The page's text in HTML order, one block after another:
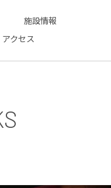
施設情報
アクセス